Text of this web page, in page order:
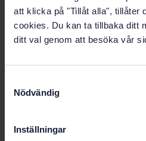
att klicka på "Tillåt alla", tillåter
cookies. Du kan ta tillbaka ditt
ditt val genom att besöka vår
Nödvändig
Inställningar
Written by:
Teknisk
507/AG 01
International title:
2